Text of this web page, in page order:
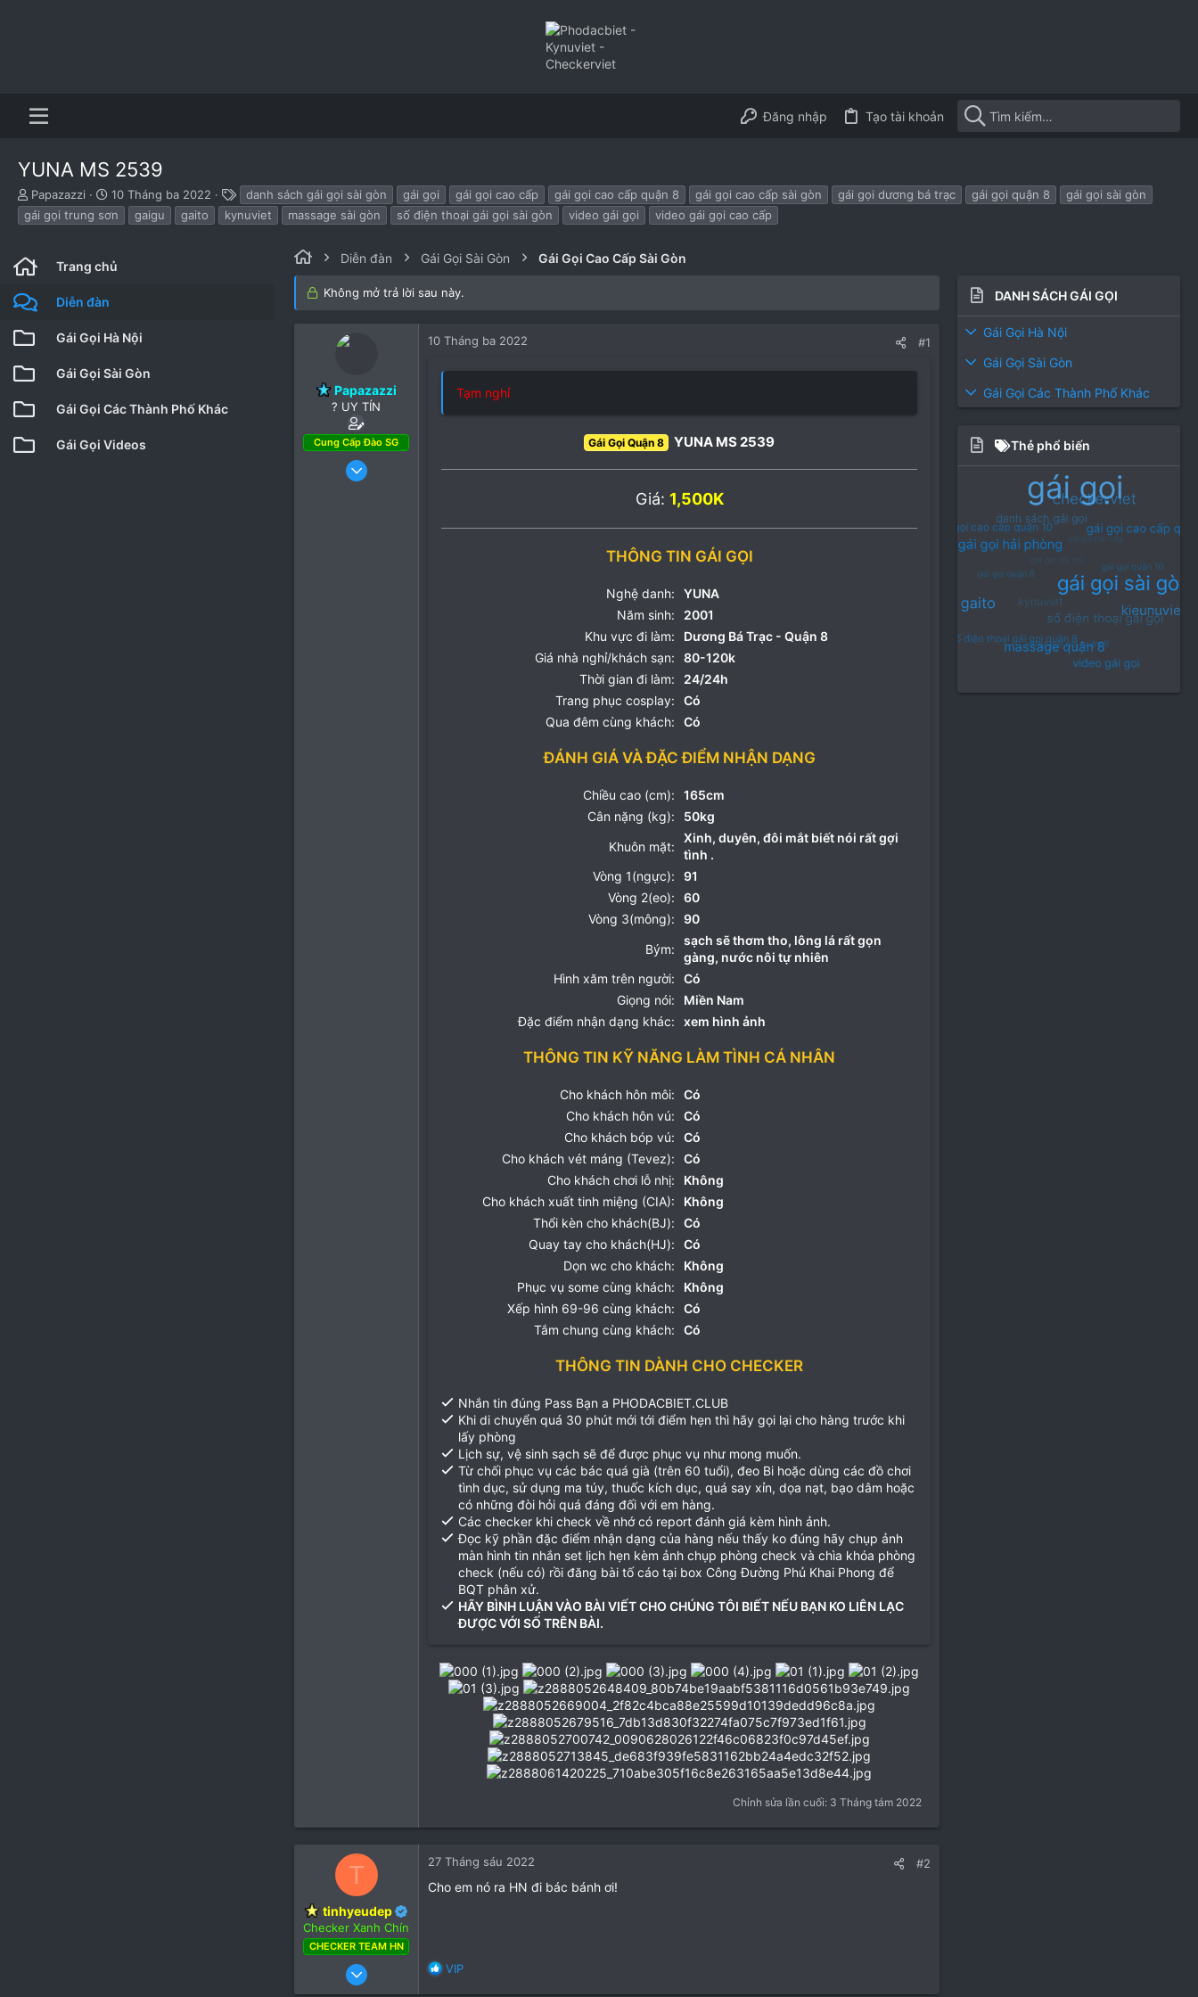
Đăng nhập Tạo tài khoản
YUNA MS 2539
B
ắ
t
ầ
u
Papazazzi
N
g
à
ắ
u
10 Tháng ba 2022
h
ẻ
danh sách gái gọi sài gòn gái gọi gái gọi cao cấp gái gọi cao cấp quận 8 gái gọi cao cấp sài gòn gái gọi dương bá trạc gái gọi quận 8
gái gọi sài gòn
gái gọi trung sơn
gaigu gaito kynuviet massage sài gòn số điện thoại gái gọi sài gòn video gái gọi video gái gọi cao cấp
Trang chủ
Diễn đàn
Gái Gọi Hà Nội
Gái Gọi Sài Gòn
Gái Gọi Các Thành Phố Khác
Gái Gọi Videos
Diễn đàn Gái Gọi Sài Gòn Gái Gọi Cao Cấp Sài Gòn
Không mở trả lời sau này.
Papazazzi
? UY TÍN
Cung Cấp Đào SG
10 Tháng ba 2022 #1
Tạm nghỉ
Gái Gọi Quận 8 YUNA MS 2539
Giá: 1,500K
THÔNG TIN GÁI GỌI
Nghệ danh:
YUNA
Năm sinh:
2001
Khu vực đi làm:
Dương Bá Trạc - Quận 8
Giá nhà nghỉ/khách sạn:
80-120k
Thời gian đi làm:
24/24h
Trang phục cosplay:
Có
Qua đêm cùng khách:
Có
ĐÁNH GIÁ VÀ ĐẶC ĐIỂM NHẬN DẠNG
Chiều cao (cm):
165cm
Cân nặng (kg):
50kg
Khuôn mặt:
Xinh, duyên, đôi mắt biết nói rất gợi
tình .
Vòng 1(ngực):
91
Vòng 2(eo):
60
Vòng 3(mông):
90
Bým:
sạch sẽ thơm tho, lông lá rất gọn
gàng, nước nôi tự nhiên
Hình xăm trên người:
Có
Giọng nói:
Miền Nam
Đặc điểm nhận dạng khác:
xem hình ảnh
THÔNG TIN KỸ NĂNG LÀM TÌNH CÁ NHÂN
Cho khách hôn môi:
Có
Cho khách hôn vú:
Có
Cho khách bóp vú:
Có
Cho khách vét máng (Tevez):
Có
Cho khách chơi lỗ nhị:
Không
Cho khách xuất tinh miệng (CIA):
Không
Thổi kèn cho khách(BJ):
Có
Quay tay cho khách(HJ):
Có
Dọn wc cho khách:
Không
Phục vụ some cùng khách:
Không
Xếp hình 69-96 cùng khách:
Có
Tắm chung cùng khách:
Có
THÔNG TIN DÀNH CHO CHECKER
Nhắn tin đúng Pass Bạn a PHODACBIET.CLUB
Khi di chuyển quá 30 phút mới tới điểm hẹn thì hãy gọi lại cho hàng trước khi
lấy phòng
Lịch sự, vệ sinh sạch sẽ để được phục vụ như mong muốn.
Từ chối phục vụ các bác quá già (trên 60 tuổi), đeo Bi hoặc dùng các đồ chơi
tình dục, sử dụng ma túy, thuốc kích dục, quá say xỉn, dọa nạt, bạo dâm hoặc
có những đòi hỏi quá đáng đối với em hàng.
Các checker khi check về nhớ có report đánh giá kèm hình ảnh.
Đọc kỹ phần đặc điểm nhận dạng của hàng nếu thấy ko đúng hãy chụp ảnh
màn hình tin nhắn set lịch hẹn kèm ảnh chụp phòng check và chìa khóa phòng
check (nếu có) rồi đăng bài tố cáo tại box Công Đường Phủ Khai Phong để
BQT phân xử.
HÃY BÌNH LUẬN VÀO BÀI VIẾT CHO CHÚNG TÔI BIẾT NẾU BẠN KO LIÊN LẠC
ĐƯỢC VỚI SỐ TRÊN BÀI.
Chỉnh sửa lần cuối: 3 Tháng tám 2022
T
tinhyeudep
Checker Xanh Chín
CHECKER TEAM HN
27 Tháng sáu 2022 #2
Cho em nó ra HN đi bác bánh ơi!
R
VIP
DANH SÁCH GÁI GỌI
Gái Gọi Hà Nội
Gái Gọi Sài Gòn
Gái Gọi Các Thành Phố Khác
Thẻ phổ biến